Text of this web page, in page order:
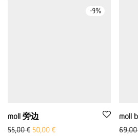
-9%
moll 旁边
55,00€ 原价：55,00 欧元
50,00 €当前价格为：50,00 欧元
moll